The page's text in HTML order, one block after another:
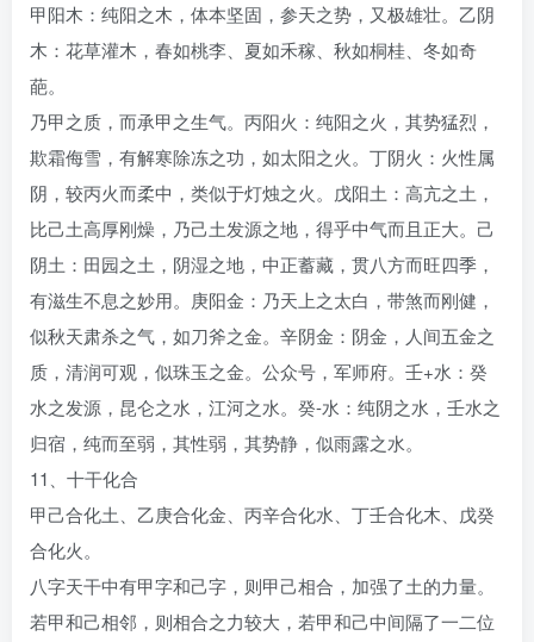
甲阳木：纯阳之木，体本坚固，参天之势，又极雄壮。乙阴
木：花草灌木，春如桃李、夏如禾稼、秋如桐桂、冬如奇
葩。
乃甲之质，而承甲之生气。丙阳火：纯阳之火，其势猛烈，
欺霜侮雪，有解寒除冻之功，如太阳之火。丁阴火：火性属
阴，较丙火而柔中，类似于灯烛之火。戊阳土：高亢之土，
比己土高厚刚燥，乃己土发源之地，得乎中气而且正大。己
阴土：田园之土，阴湿之地，中正蓄藏，贯八方而旺四季，
有滋生不息之妙用。庚阳金：乃天上之太白，带煞而刚健，
似秋天肃杀之气，如刀斧之金。辛阴金：阴金，人间五金之
质，清润可观，似珠玉之金。公众号，军师府。壬+水：癸
水之发源，昆仑之水，江河之水。癸-水：纯阴之水，壬水之
归宿，纯而至弱，其性弱，其势静，似雨露之水。
11、十干化合
甲己合化土、乙庚合化金、丙辛合化水、丁壬合化木、戊癸
合化火。
八字天干中有甲字和己字，则甲己相合，加强了土的力量。
若甲和己相邻，则相合之力较大，若甲和己中间隔了一二位